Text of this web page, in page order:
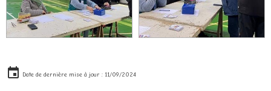
Date de dernière mise à jour : 11/09/2024